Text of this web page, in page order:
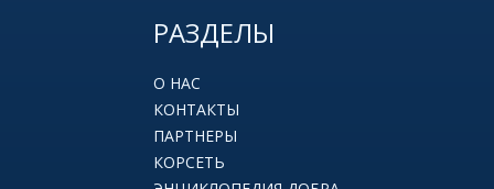
РАЗДЕЛЫ
О НАС
КОНТАКТЫ
ПАРТНЕРЫ
КОРСЕТЬ